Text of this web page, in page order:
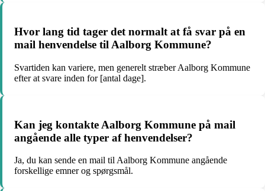
Hvor lang tid tager det normalt at få svar på en
mail henvendelse til Aalborg Kommune?
Svartiden kan variere, men generelt stræber Aalborg Kommune
efter at svare inden for [antal dage].
Kan jeg kontakte Aalborg Kommune på mail
angående alle typer af henvendelser?
Ja, du kan sende en mail til Aalborg Kommune angående
forskellige emner og spørgsmål.